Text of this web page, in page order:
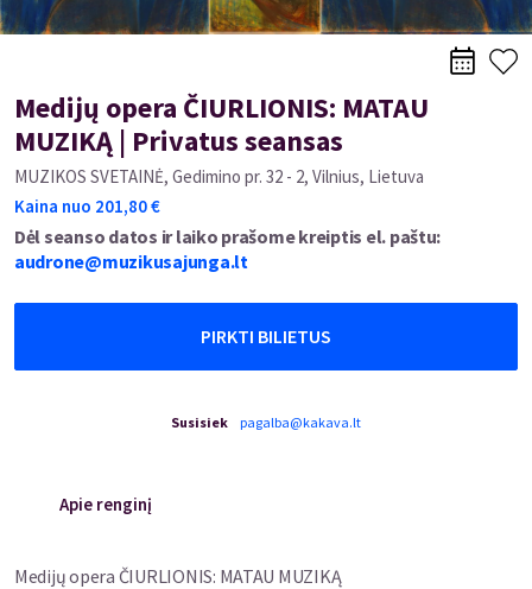
Medijų opera ČIURLIONIS: MATAU
MUZIKĄ | Privatus seansas
MUZIKOS SVETAINĖ, Gedimino pr. 32 - 2, Vilnius, Lietuva
Kaina nuo 201,80€
Dėl seanso datos ir laiko prašome kreiptis el. paštu:
audrone@muzikusajunga.lt
PIRKTI BILIETUS
Susisiek pagalba@kakava.lt
Apie renginį
Medijų opera ČIURLIONIS: MATAU MUZIKĄ